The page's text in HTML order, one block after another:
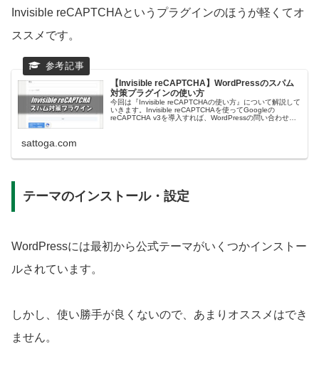
Invisible reCAPTCHAというプラグインのほうが軽くてオ
ススメです。
【Invisible reCAPTCHA】WordPressのスパム
対策プラグインの使い方
今回は『Invisible reCAPTCHAの使い方』について解説して
いきます。Invisible reCAPTCHAを使ってGoogleの
reCAPTCHA v3を導入すれば、WordPressの問い合わせフ
sattoga.com
テーマのインストール・設定
WordPressには最初から公式テーマがいくつかインストー
ルされています。
しかし、使い勝手が良くないので、あまりオススメはでき
ません。